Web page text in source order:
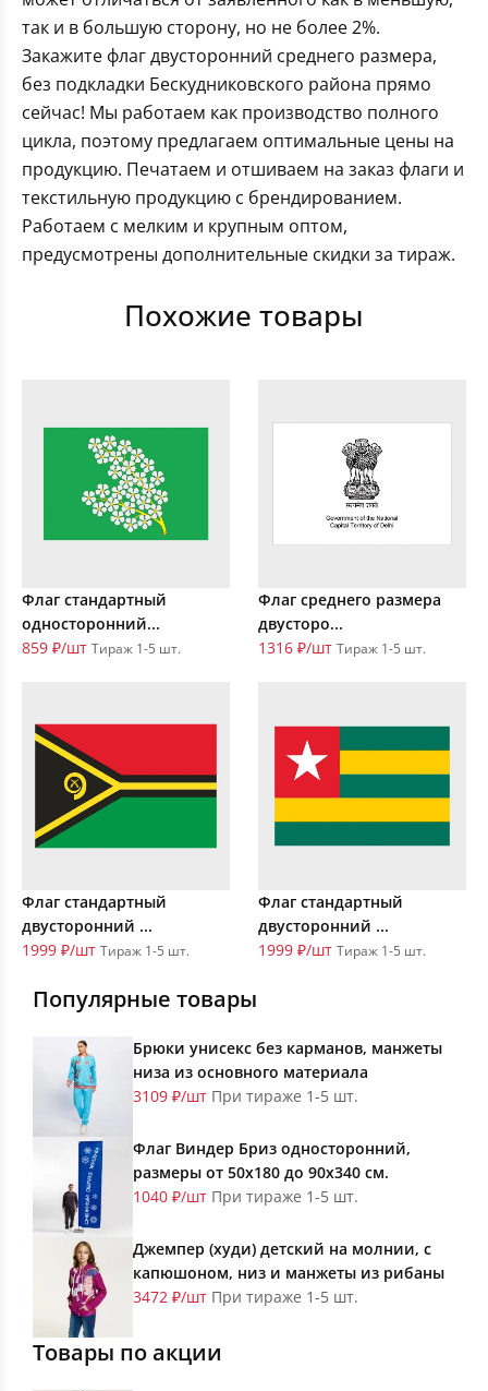
так и в большую сторону, но не более 2%.
Закажите флаг двусторонний среднего размера,
без подкладки Бескудниковского района прямо
сейчас! Мы работаем как производство полного
цикла, поэтому предлагаем оптимальные цены на
продукцию. Печатаем и отшиваем на заказ флаги и
текстильную продукцию с брендированием.
Работаем с мелким и крупным оптом,
предусмотрены дополнительные скидки за тираж.
Похожие товары
Флаг стандартный
односторонний...
859 ₽/шт Тираж 1-5 шт.
Флаг среднего размера
двусторо...
1316 ₽/шт Тираж 1-5 шт.
Флаг стандартный
двусторонний ...
1999 ₽/шт Тираж 1-5 шт.
Флаг стандартный
двусторонний ...
1999 ₽/шт Тираж 1-5 шт.
Популярные товары
Брюки унисекс без карманов, манжеты
низа из основного материала
3109 ₽/шт При тираже 1-5 шт.
Флаг Виндер Бриз односторонний,
размеры от 50х180 до 90х340 см.
1040 ₽/шт При тираже 1-5 шт.
Джемпер (худи) детский на молнии, с
капюшоном, низ и манжеты из рибаны
3472 ₽/шт При тираже 1-5 шт.
Товары по акции